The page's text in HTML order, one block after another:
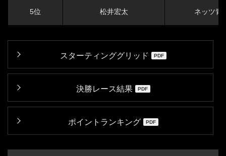
5位 松井宏太 ネッツ青
スターティンググリッド
決勝レース結果
ポイントランキング